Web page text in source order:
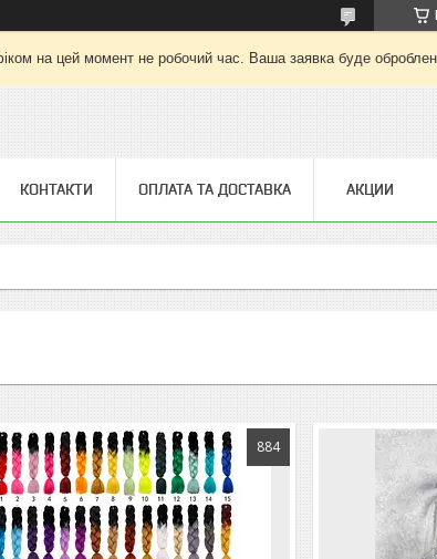
на цей момент не робочий час. Ваша заявка буде
КОНТАКТИ ОПЛАТА ТА ДОСТАВКА АКЦИИ
884